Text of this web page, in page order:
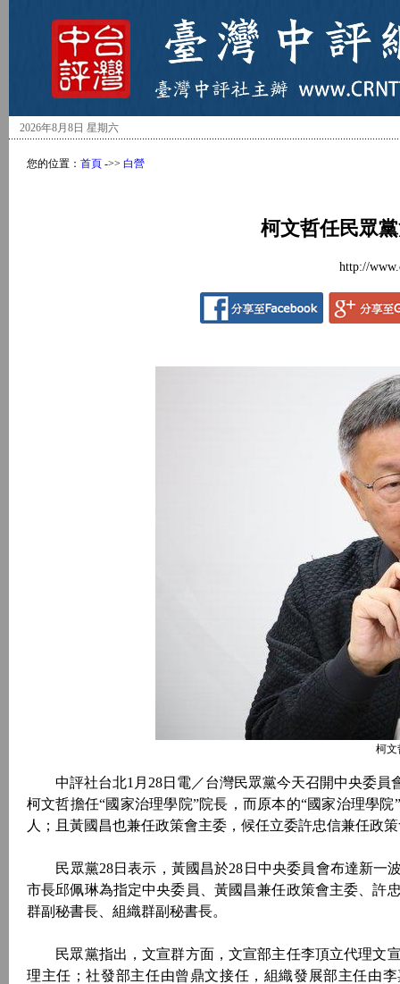
2026年8月8日 星期六
您的位置： 首頁 ->> 白營
柯文哲任民眾
http://
柯文
中評社台北1月28日電／台灣民眾黨今天召開中央委員
柯文哲擔任“國家治理學院”院長，而原本的“國家治理學
人；且黃國昌也兼任政策會主委，候任立委許忠信兼任政
民眾黨28日表示，黃國昌於28日中央委員會布達新一
市長邱佩琳為指定中央委員、黃國昌兼任政策會主委、許
群副秘書長、組織群副秘書長。
民眾黨指出，文宣群方面，文宣部主任李頂立代理文
理主任；社發部主任由曾鼎文接任，組織發展部主任由